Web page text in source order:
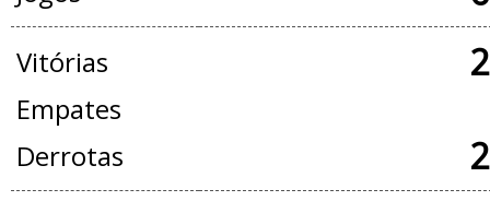
Vitórias
Empates
Derrotas